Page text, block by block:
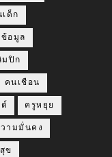
ด็ก
ข้อมูล
ปิก
คนเชือน
ครูหยุย
ามมั่นคง
ข